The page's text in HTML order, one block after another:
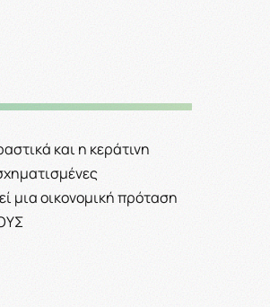
και η κεράτινη
μια οικονομική πρόταση